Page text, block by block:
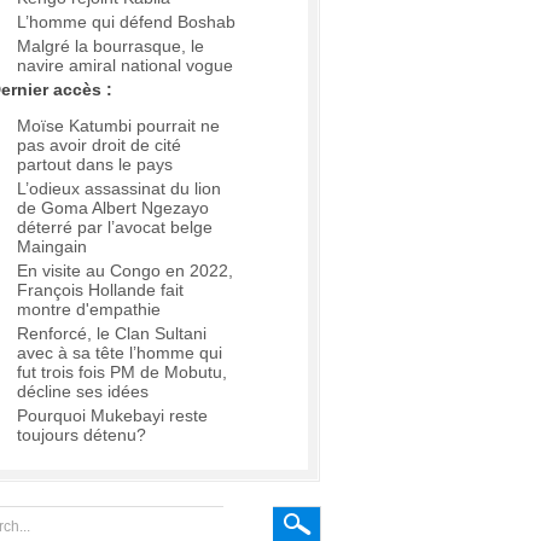
L’homme qui défend Boshab
Malgré la bourrasque, le
navire amiral national vogue
accès :
Moïse Katumbi pourrait ne
pas avoir droit de cité
partout dans le pays
L’odieux assassinat du lion
de Goma Albert Ngezayo
déterré par l’avocat belge
Maingain
En visite au Congo en 2022,
François Hollande fait
montre d'empathie
Renforcé, le Clan Sultani
avec à sa tête l’homme qui
fut trois fois PM de Mobutu,
décline ses idées
Pourquoi Mukebayi reste
toujours détenu?